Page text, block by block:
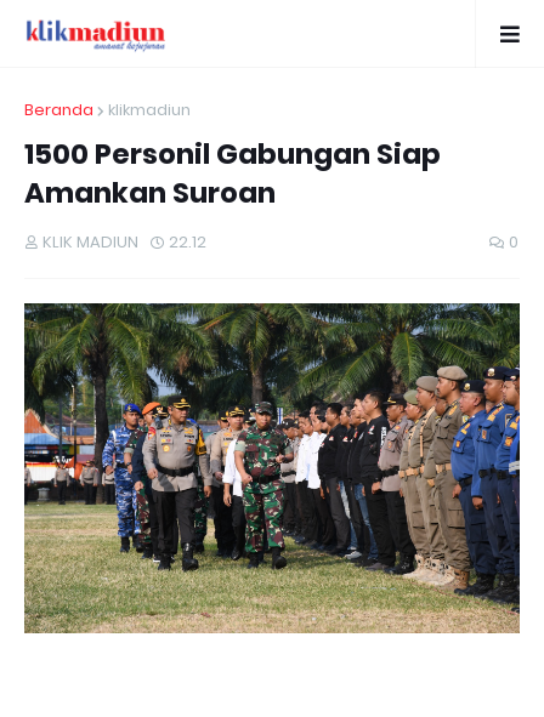
Beranda klikmadiun
1500 Personil Gabungan Siap
Amankan Suroan
KLIK MADIUN 22.12 0